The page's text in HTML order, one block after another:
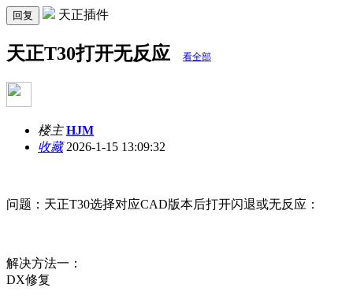
回复 天正插件
天正T30打开无反应 看全部
楼主 HJM
收藏2026-1-15 13:09:32
问题：天正T30选择对应CAD版本后打开闪退或无反应：
解决方法一：
DX修复